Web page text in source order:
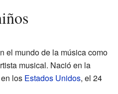
el mundo de la música como
musical. Nació en la
los Estados Unidos, el 24